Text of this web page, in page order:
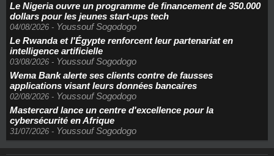
Le Nigeria ouvre un programme de financement de 350.000
dollars pour les jeunes start-ups tech
04/08/2026 - Youssouf Sogodogo
Le Rwanda et l'Égypte renforcent leur partenariat en
intelligence artificielle
03/08/2026 - Youssouf Sogodogo
Wema Bank alerte ses clients contre de fausses
applications visant leurs données bancaires
02/08/2026 - Youssouf Sogodogo
Mastercard lance un centre d'excellence pour la
cybersécurité en Afrique
31/07/2026 - Youssouf Sogodogo